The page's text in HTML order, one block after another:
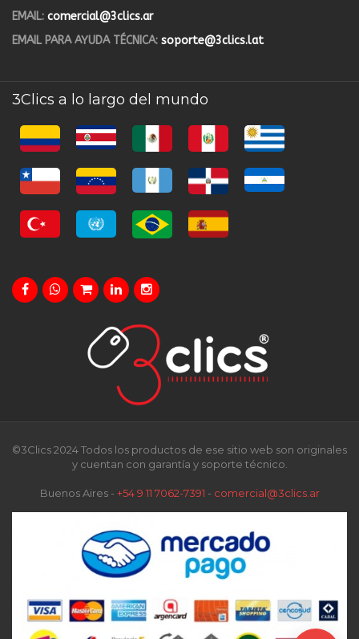
EMAIL: comercial@3clics.ar
EMAIL PARA AYUDA TÉCNICA: soporte@3clics.lat
3Clics a lo largo del mundo
©3Clics 2024 Todos los productos de ese sitio web son originales
y cuentan con garantía y soporte técnico.
Buenos Aires - +54 9 11 7062-7391 - comercial@3clics.ar